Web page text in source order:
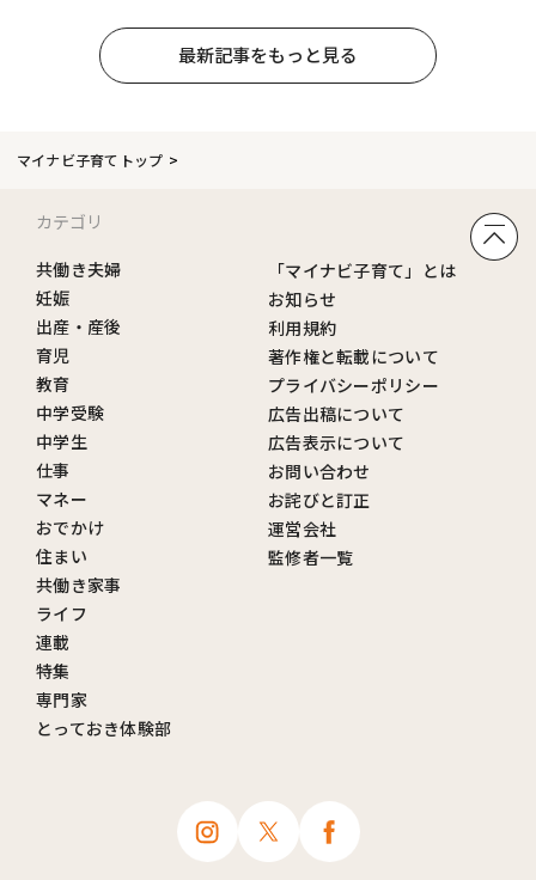
最新記事をもっと見る
マイナビ子育てトップ
カテゴリ
共働き夫婦
妊娠
出産・産後
育児
教育
中学受験
中学生
仕事
マネー
おでかけ
住まい
共働き家事
ライフ
連載
特集
専門家
とっておき体験部
「マイナビ子育て」とは
お知らせ
利用規約
著作権と転載について
プライバシーポリシー
広告出稿について
広告表示について
お問い合わせ
お詫びと訂正
運営会社
監修者一覧